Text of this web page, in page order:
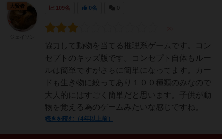
109名 0名
協力して動物を当てる推理系ゲームです。コン
セプトのキッズ版です。コンセプト自体もルー
ルは簡単ですがさらに簡単になってます。カー
ドも生き物に絞ってあり１００種類のみなので
大人的にはすごく簡単だと思います。子供が動
物を覚える為のゲームみたいな感じですね。
続きを読む（4年以上前）
大賢者